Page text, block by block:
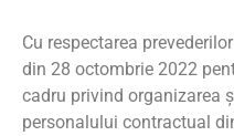
Cu respectarea
din 28 octombrie 2022
cadru privind organizarea
personalului contractual